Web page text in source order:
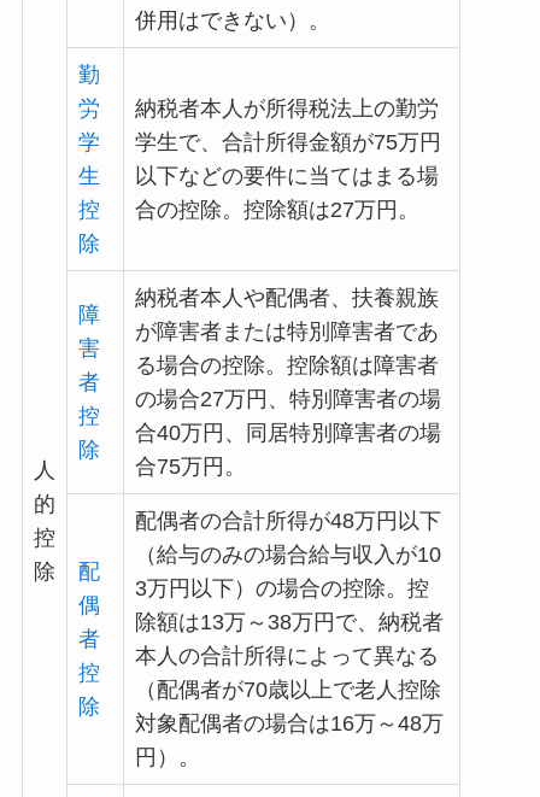
人
的
控
除
併用はできない）。
勤
労
学
生
控
除
納税者本人が所得税法上の勤労
学生で、合計所得金額が75万円
以下などの要件に当てはまる場
合の控除。控除額は27万円。
障
害
者
控
除
納税者本人や配偶者、扶養親族
が障害者または特別障害者であ
る場合の控除。控除額は障害者
の場合27万円、特別障害者の場
合40万円、同居特別障害者の場
合75万円。
配
偶
者
控
除
配偶者の合計所得が48万円以下
（給与のみの場合給与収入が10
3万円以下）の場合の控除。控
除額は13万～38万円で、納税者
本人の合計所得によって異なる
（配偶者が70歳以上で老人控除
対象配偶者の場合は16万～48万
円）。